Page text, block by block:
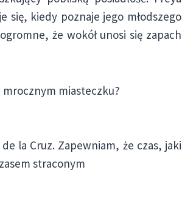
kiedy poznaje jego młodszego
że wokół unosi się zapach
mrocznym miasteczku?
la Cruz. Zapewniam, że czas, jaki
straconym